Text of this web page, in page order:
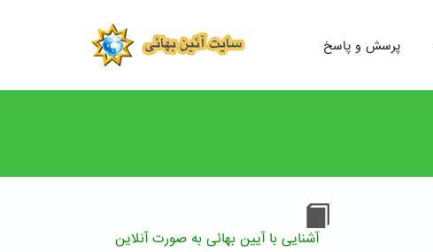
پرسش و پاسخ
آشنایی با آیین بهائی به صورت آنلاین